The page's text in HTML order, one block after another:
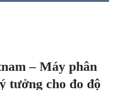
– Máy phân
tưởng cho đo độ